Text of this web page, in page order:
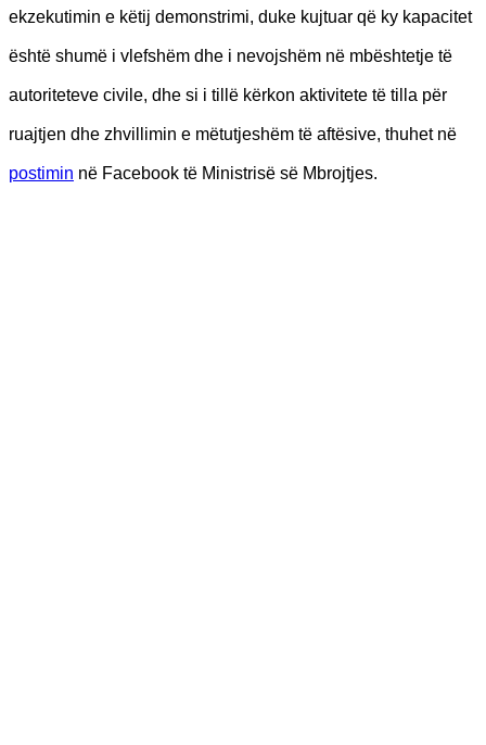
ekzekutimin e këtij demonstrimi, duke kujtuar që ky kapacitet
është shumë i vlefshëm dhe i nevojshëm në mbështetje të
autoriteteve civile, dhe si i tillë kërkon aktivitete të tilla për
ruajtjen dhe zhvillimin e mëtutjeshëm të aftësive, thuhet në
postimin në Facebook të Ministrisë së Mbrojtjes.